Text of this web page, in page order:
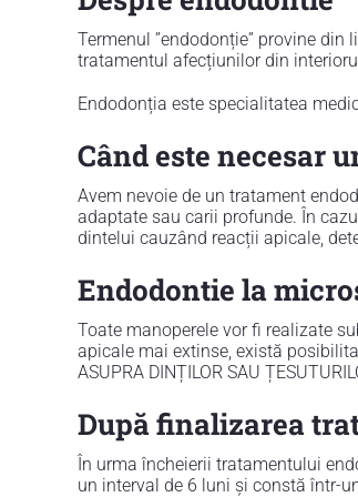
Termenul ”endodonție” provine
tratamentul afecțiunilor din
Endodonția este specialitatea
Când este necesar
Avem nevoie de un tratament
adaptate sau carii profunde. În
dintelui cauzând reacții apicale,
Endodontie la
Toate manoperele vor fi realizate
apicale mai extinse, există
ASUPRA DINȚILOR SAU
După finalizarea
În urma încheierii tratamentului
un interval de 6 luni și constă într-